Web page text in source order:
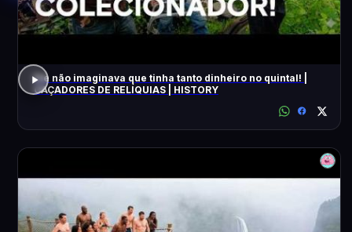
Ele não imaginava que tinha tanto dinheiro no quintal! |
CAÇADORES DE RELÍQUIAS | HISTORY